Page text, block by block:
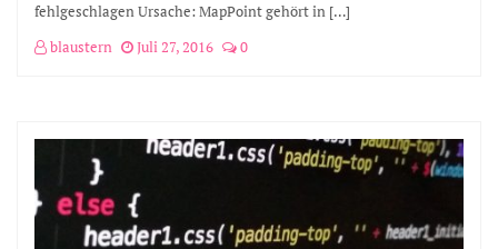
fehlgeschlagen Ursache: MapPoint gehört in […]
blaustern
Juli 27, 2016 0